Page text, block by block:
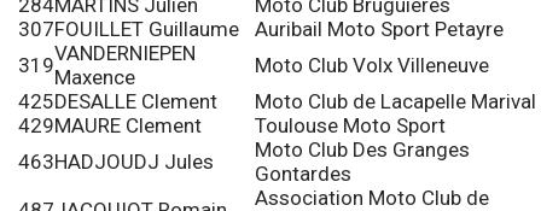
307FOUILLET Guillaume
Auribail Moto Sport Petayre
319VANDERNIEPEN
Maxence
Moto Club Volx Villeneuve
425DESALLE Clement
Moto Club de Lacapelle Marival
429MAURE Clement
Toulouse Moto Sport
463HADJOUDJ Jules
Moto Club Des Granges
Gontardes
Association Moto Club de